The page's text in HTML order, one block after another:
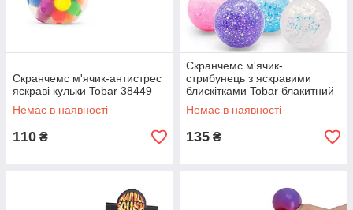
Скранчемс м'ячик-антистрес
яскраві кульки Tobar 38449
Немає в наявності
110 ₴
Скранчемс м'ячик-
стрибунець з яскравими
блискітками Tobar блакитний
38584
Немає в наявності
135 ₴